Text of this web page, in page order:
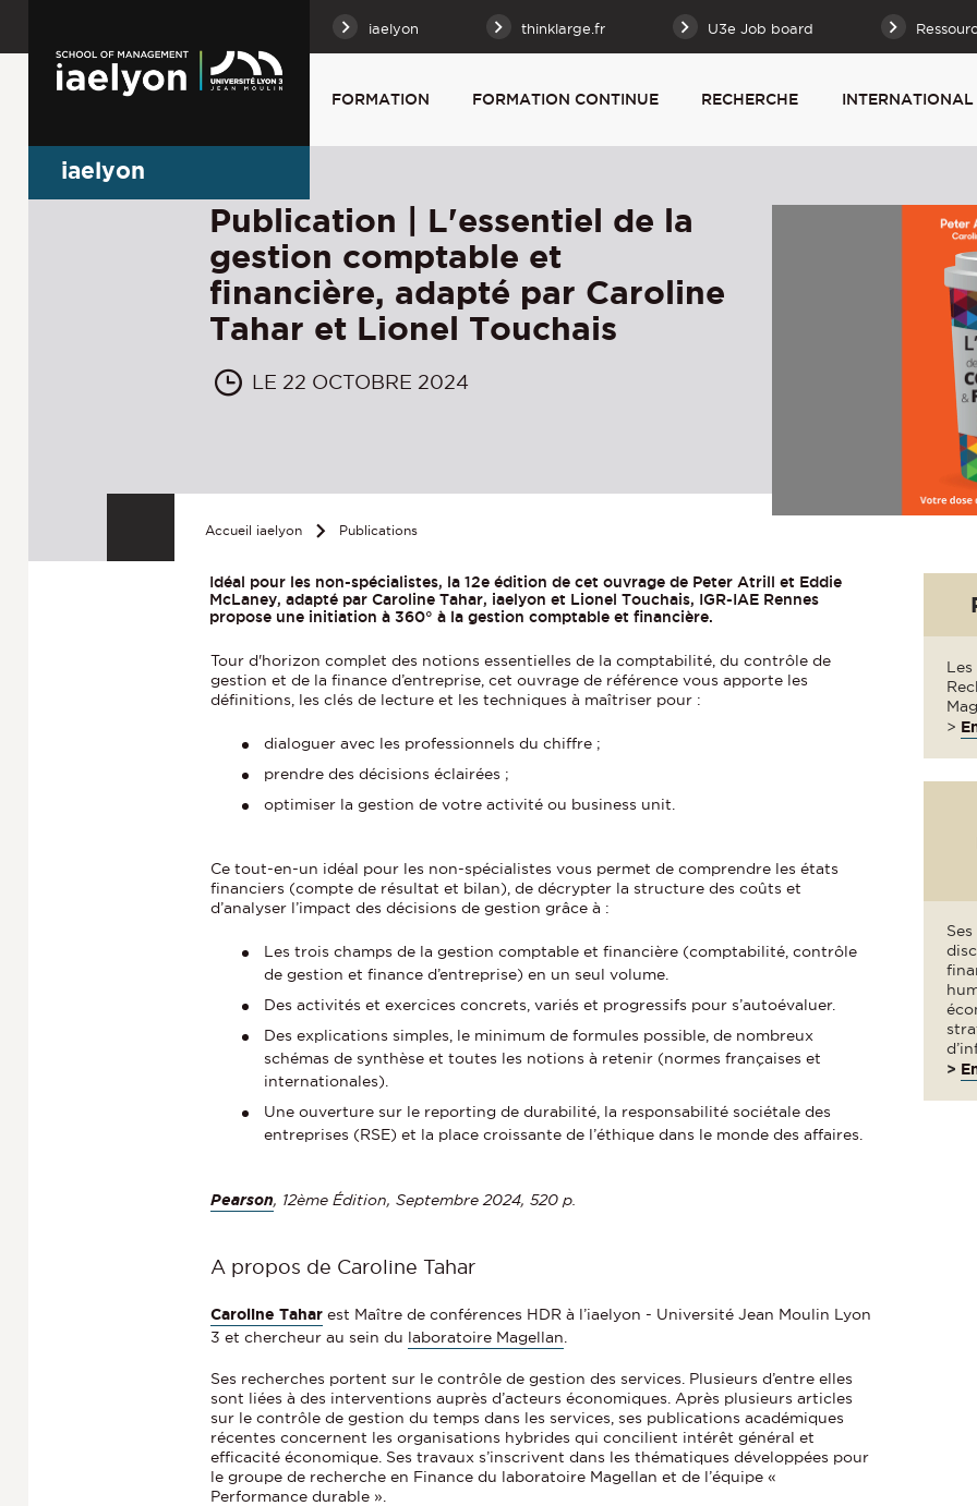
iaelyon thinklarge.fr U3e Job board
FORMATION FORMATION CONTINUE RECHERCHE INTERNATIONAL
iaelyon
Publication | L'essentiel de la
gestion comptable et
financière, adapté par Caroline
Tahar et Lionel Touchais
LE 22 OCTOBRE 2024
Accueil iaelyon Publications
Idéal pour les non-spécialistes, la 12e édition de cet ouvrage de Peter Atrill et Eddie
McLaney, adapté par Caroline Tahar, iaelyon et Lionel Touchais, IGR-IAE Rennes
propose une initiation à 360° à la gestion comptable et financière.
Tour d'horizon complet des notions essentielles de la comptabilité, du contrôle de
gestion et de la finance d’entreprise, cet ouvrage de référence vous apporte les
définitions, les clés de lecture et les techniques à maîtriser pour :
dialoguer avec les professionnels du chiffre ;
prendre des décisions éclairées ;
optimiser la gestion de votre activité ou business unit.
Ce tout-en-un idéal pour les non-spécialistes vous permet de comprendre les états
financiers (compte de résultat et bilan), de décrypter la structure des coûts et
d’analyser l’impact des décisions de gestion grâce à :
Les trois champs de la gestion comptable et financière (comptabilité, contrôle
de gestion et finance d’entreprise) en un seul volume.
Des activités et exercices concrets, variés et progressifs pour s’autoévaluer.
Des explications simples, le minimum de formules possible, de nombreux
schémas de synthèse et toutes les notions à retenir (normes françaises et
internationales).
Une ouverture sur le reporting de durabilité, la responsabilité sociétale des
entreprises (RSE) et la place croissante de l’éthique dans le monde des affaires.
Pearson, 12ème Édition, Septembre 2024, 520 p.
A propos de Caroline Tahar
Caroline Tahar est Maître de conférences HDR à l’iaelyon - Université Jean Moulin Lyon
3 et chercheur au sein du laboratoire Magellan
Ses recherches portent sur le contrôle de gestion des services. Plusieurs d’entre elles
sont liées à des interventions auprès d’acteurs économiques. Après plusieurs articles
sur le contrôle de gestion du temps dans les services, ses publications académiques
récentes concernent les organisations hybrides qui concilient intérêt général et
efficacité économique. Ses travaux s’inscrivent dans les thématiques développées pour
le groupe de recherche en Finance du laboratoire Magellan et de l’équipe «
Performance durable ».
>
>